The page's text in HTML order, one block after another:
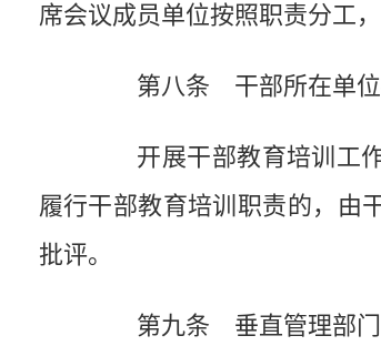
席会议成员单位按照职责分工
第八条 干部所在单位按
开展干部教育培训工作
履行干部教育培训职责的，由
批评。
第九条 垂直管理部门的